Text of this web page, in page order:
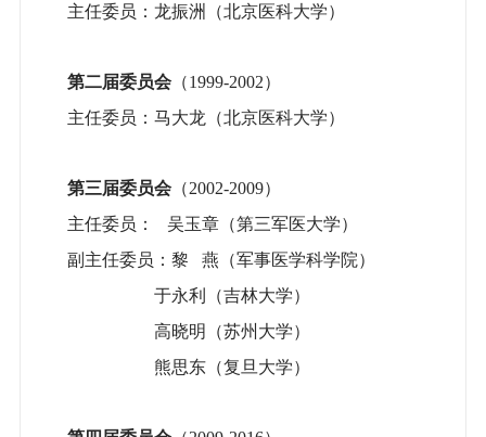
主任委员：龙振洲（北京医科大学）
第二届委员会（1999-2002）
主任委员：马大龙（北京医科大学）
第三届委员会（2002-2009）
主任委员： 吴玉章（第三军医大学）
副主任委员：黎 燕（军事医学科学院）
于永利（吉林大学）
高晓明（苏州大学）
熊思东（复旦大学）